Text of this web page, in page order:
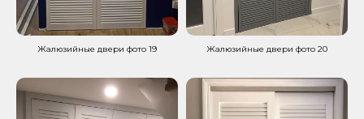
Жалюзийные двери фото 19 Жалюзийные двери фото 20